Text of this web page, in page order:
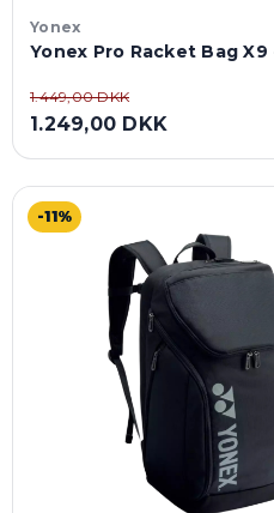
Yonex
Yonex Pro Racket Bag X9
1.449,00 DKK
1.249,00 DKK
-11%